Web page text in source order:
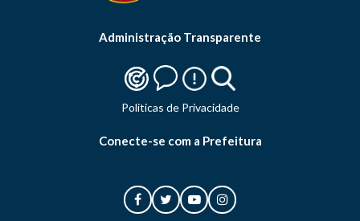
Administração Transparente
Politicas de Privacidade
Conecte-se com a Prefeitura